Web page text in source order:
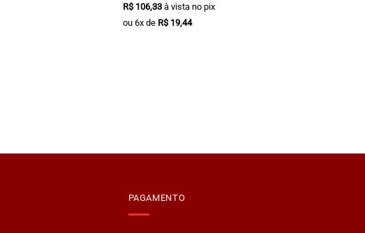
original
era:
R$ 159,90.
R$106,33 à vista no pix
ou 6x de R$19,44
PAGAMENTO